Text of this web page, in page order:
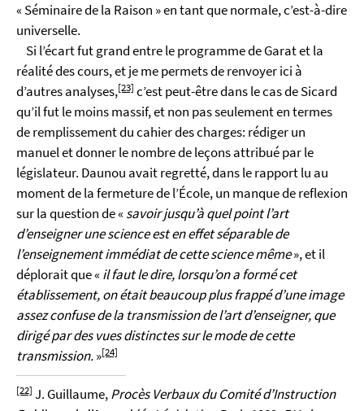
« Séminaire de la Raison » en tant que normale, c’est-à-dire
universelle.
Si l’écart fut grand entre le programme de Garat et la
réalité des cours, et je me permets de renvoyer ici à
d’autres analyses,[23] c’est peut-être dans le cas de Sicard
qu’il fut le moins massif, et non pas seulement en termes
de remplissement du cahier des charges: rédiger un
manuel et donner le nombre de leçons attribué par le
législateur. Daunou avait regretté, dans le rapport lu au
moment de la fermeture de l’École, un manque de reflexion
sur la question de «savoir jusqu’à quel point l’art
d’enseigner une science est en effet séparable de
l’enseignement immédiat de cette science même», et il
déplorait que «il faut le dire, lorsqu’on a formé cet
établissement, on était beaucoup plus frappé d’une image
assez confuse de la transmission de l’art d’enseigner, que
dirigé par des vues distinctes sur le mode de cette
transmission.»[24]
[22] J. Guillaume,Procès Verbaux du Comité d’Instruction